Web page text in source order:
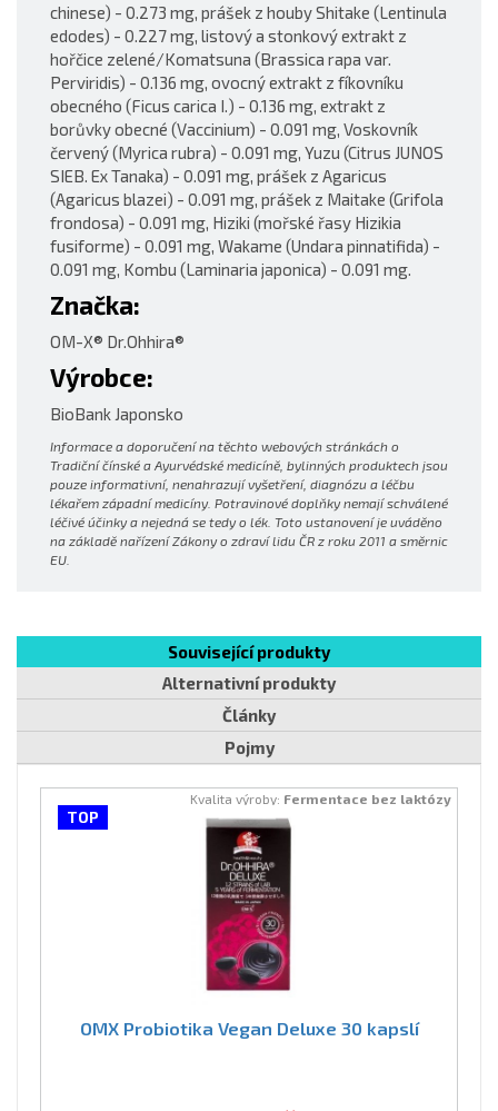
chinese) - 0.273 mg, prášek z houby Shitake (Lentinula
edodes) - 0.227 mg, listový a stonkový extrakt z
hořčice zelené/Komatsuna (Brassica rapa var.
Perviridis) - 0.136 mg, ovocný extrakt z fíkovníku
obecného (Ficus carica I.) - 0.136 mg, extrakt z
borůvky obecné (Vaccinium) - 0.091 mg, Voskovník
červený (Myrica rubra) - 0.091 mg, Yuzu (Citrus JUNOS
SIEB. Ex Tanaka) - 0.091 mg, prášek z Agaricus
(Agaricus blazei) - 0.091 mg, prášek z Maitake (Grifola
frondosa) - 0.091 mg, Hiziki (mořské řasy Hizikia
fusiforme) - 0.091 mg, Wakame (Undara pinnatifida) -
0.091 mg, Kombu (Laminaria japonica) - 0.091 mg.
Značka:
OM-X® Dr.Ohhira®
Výrobce:
BioBank Japonsko
Informace a doporučení na těchto webových stránkách o
Tradiční čínské a Ayurvédské medicíně, bylinných produktech jsou
pouze informativní, nenahrazují vyšetření, diagnózu a léčbu
lékařem západní medicíny. Potravinové doplňky nemají schválené
léčivé účinky a nejedná se tedy o lék. Toto ustanovení je uváděno
na základě nařízení Zákony o zdraví lidu ČR z roku 2011 a směrnic
EU.
Související produkty
Alternativní produkty
Články
Pojmy
Kvalita výroby: Fermentace bez laktózy
TOP
OMX Probiotika Vegan Deluxe 30 kapslí